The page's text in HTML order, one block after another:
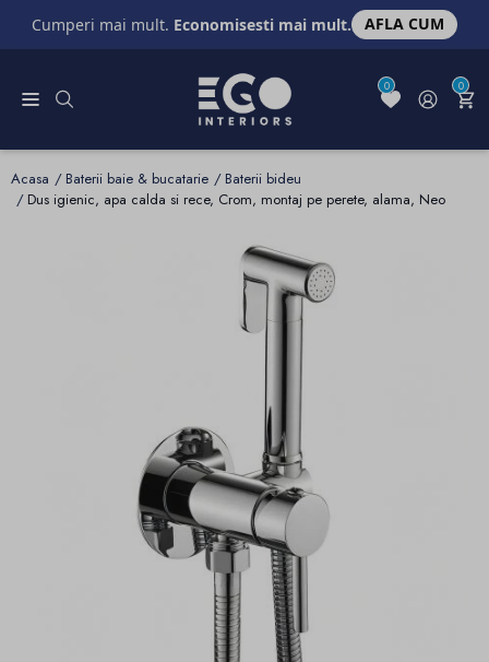
Cumperi mai mult. Economisesti mai mult. AFLA CUM
0 0
Acasa Baterii baie & bucatarie
Baterii bideu
Dus igienic, apa calda si rece, Crom, montaj pe perete, alama, Neo